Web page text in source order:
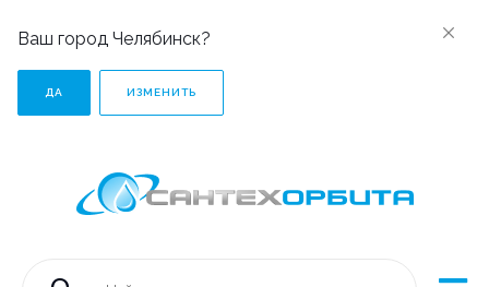
Ваш город Челябинск?
ДА ИЗМЕНИТЬ